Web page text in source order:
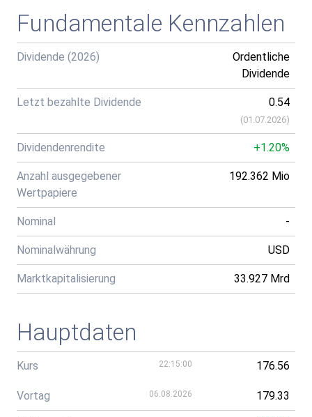
Fundamentale Kennzahlen
Dividende (2026)
Ordentliche
Dividende
Letzt bezahlte Dividende 0.54
(01.07.2026)
Dividendenrendite +1.20%
Anzahl ausgegebener
Wertpapiere
192.362 Mio
Nominal -
Nominalwährung USD
Marktkapitalisierung 33.927 Mrd
Hauptdaten
Kurs 22:15:00 176.56
Vortag 06.08.2026 179.33